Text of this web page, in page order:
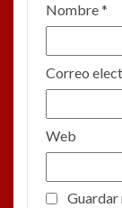
Nombre*
Correo
Web